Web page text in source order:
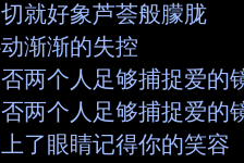
就好象芦荟般朦胧
渐渐的失控
两个人足够捕捉爱的
两个人足够捕捉爱的
了眼睛记得你的笑容